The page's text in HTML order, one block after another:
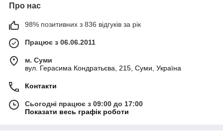
Про нас
98% позитивних з 836 відгуків за рік
Працює з 06.06.2011
м. Суми
вул. Герасима Кондратьєва, 215, Суми, Україна
Контакти
Сьогодні працює з 09:00 до 17:00
Показати весь графік роботи